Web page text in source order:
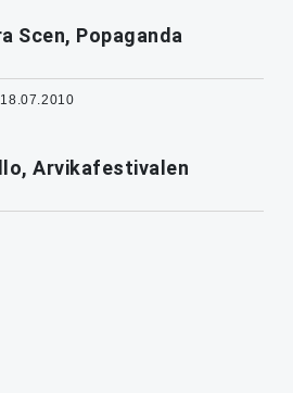
Scen, Popaganda
Arvikafestivalen